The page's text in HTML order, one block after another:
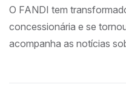
O FANDI tem
concessionária e se
acompanha as notícias